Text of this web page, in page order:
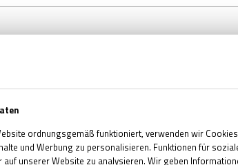
DIESEM FALL DIE RÄUME BESUCHEN?